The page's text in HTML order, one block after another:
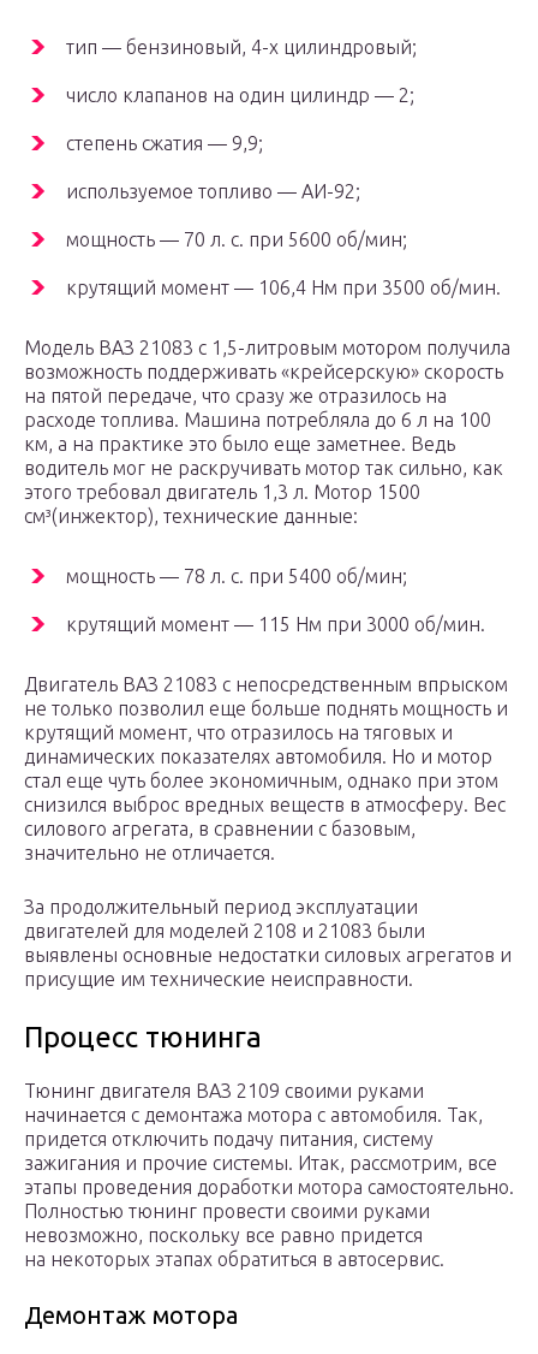
тип — бензиновый, 4-х цилиндровый;
число клапанов на один цилиндр — 2;
степень сжатия — 9,9;
используемое топливо — АИ-92;
мощность — 70 л. с. при 5600 об/мин;
крутящий момент — 106,4 Нм при 3500 об/мин.
Модель ВАЗ 21083 с 1,5-литровым мотором получила
возможность поддерживать «крейсерскую» скорость
на пятой передаче, что сразу же отразилось на
расходе топлива. Машина потребляла до 6 л на 100
км, а на практике это было еще заметнее. Ведь
водитель мог не раскручивать мотор так сильно, как
этого требовал двигатель 1,3 л. Мотор 1500
см³(инжектор), технические данные:
мощность — 78 л. с. при 5400 об/мин;
крутящий момент — 115 Нм при 3000 об/мин.
Двигатель ВАЗ 21083 с непосредственным впрыском
не только позволил еще больше поднять мощность и
крутящий момент, что отразилось на тяговых и
динамических показателях автомобиля. Но и мотор
стал еще чуть более экономичным, однако при этом
снизился выброс вредных веществ в атмосферу. Вес
силового агрегата, в сравнении с базовым,
значительно не отличается.
За продолжительный период эксплуатации
двигателей для моделей 2108 и 21083 были
выявлены основные недостатки силовых агрегатов и
присущие им технические неисправности.
Процесс тюнинга
Тюнинг двигателя ВАЗ 2109 своими руками
начинается с демонтажа мотора с автомобиля. Так,
придется отключить подачу питания, систему
зажигания и прочие системы. Итак, рассмотрим, все
этапы проведения доработки мотора самостоятельно.
Полностью тюнинг провести своими руками
невозможно, поскольку все равно придется
на некоторых этапах обратиться в автосервис.
Демонтаж мотора